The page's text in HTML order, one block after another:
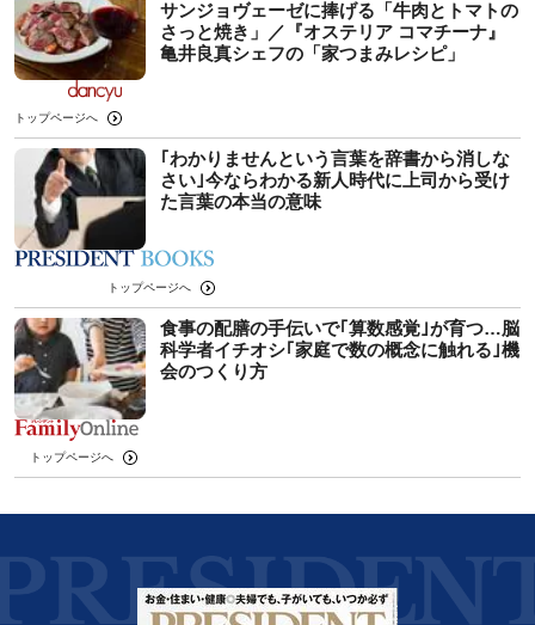
サンジョヴェーゼに捧げる「牛肉とトマトの
さっと焼き」／『オステリア コマチーナ』
亀井良真シェフの「家つまみレシピ」
トップページへ
｢わかりませんという言葉を辞書から消しな
さい｣今ならわかる新人時代に上司から受け
た言葉の本当の意味
トップページへ
食事の配膳の手伝いで｢算数感覚｣が育つ…脳
科学者イチオシ｢家庭で数の概念に触れる｣機
会のつくり方
トップページへ